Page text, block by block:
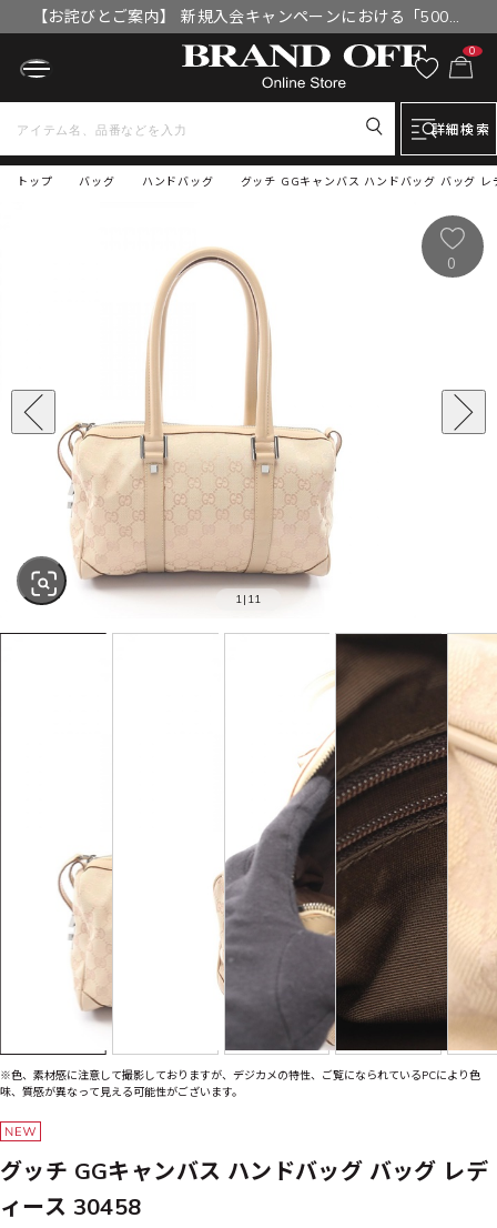
【お詫びとご案内】 新規入会キャンペーンにおける「500円
OFFクーポン」付与漏れと補填について
0
詳細検索
トップ グッチ GGキャンバス ハンドバッグ バッグ
バッグ ハンドバッグ
1 | 11
0
※色、素材感に注意して撮影しておりますが、デジカメの特性、ご覧になられているPCにより色
味、質感が異なって見える可能性がございます。
グッチ GGキャンバス ハンドバッグ バッグ レデ
ィース 30458